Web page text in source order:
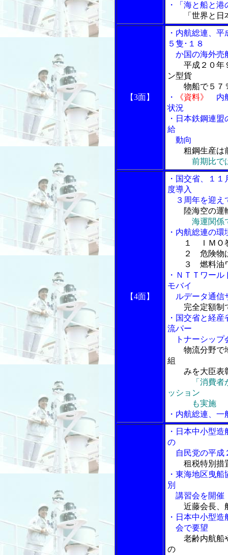
・「海と船と
「世界と
【3面】
・内航総連、
５隻･１８
か国の海外売
平成２０年
ン型貨
物船で５７％
・
《資料》
内
状況
・日本鉄鋼連
給
動向
粗鋼生産は
前期比で
【4面】
・国交省、１
度導入
３周年を迎え
陸海空の運
海運関係
・内航総連の
１ ＩＭＯ
２ 危険物ば
３ 燃料油ワ
・ＮＴＴワー
モバイ
ルデータ通信
完全定額制
・国交省と経
流パー
トナーシップ
物流分野で
組
みを大臣表
「消費
ッション
も実施
・内航総連、
・日本中小型
の
自民党の平成
租税特別措
・東海地区曳
別
講習会を開催
近藤会長、
・日本中小型
会で要望
老齢内航船
の